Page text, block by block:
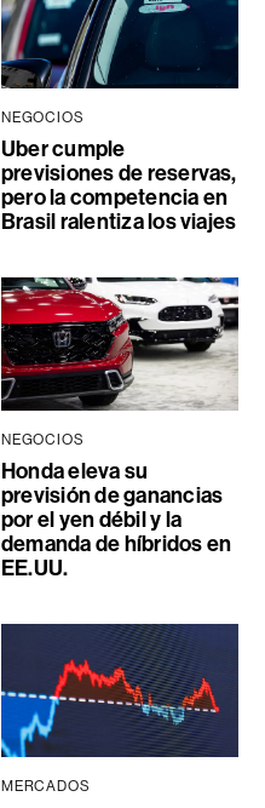
NEGOCIOS
Uber cumple
previsiones de reservas,
pero la competencia en
Brasil ralentiza los viajes
NEGOCIOS
Honda eleva su
previsión de ganancias
por el yen débil y la
demanda de híbridos en
EE.UU.
MERCADOS